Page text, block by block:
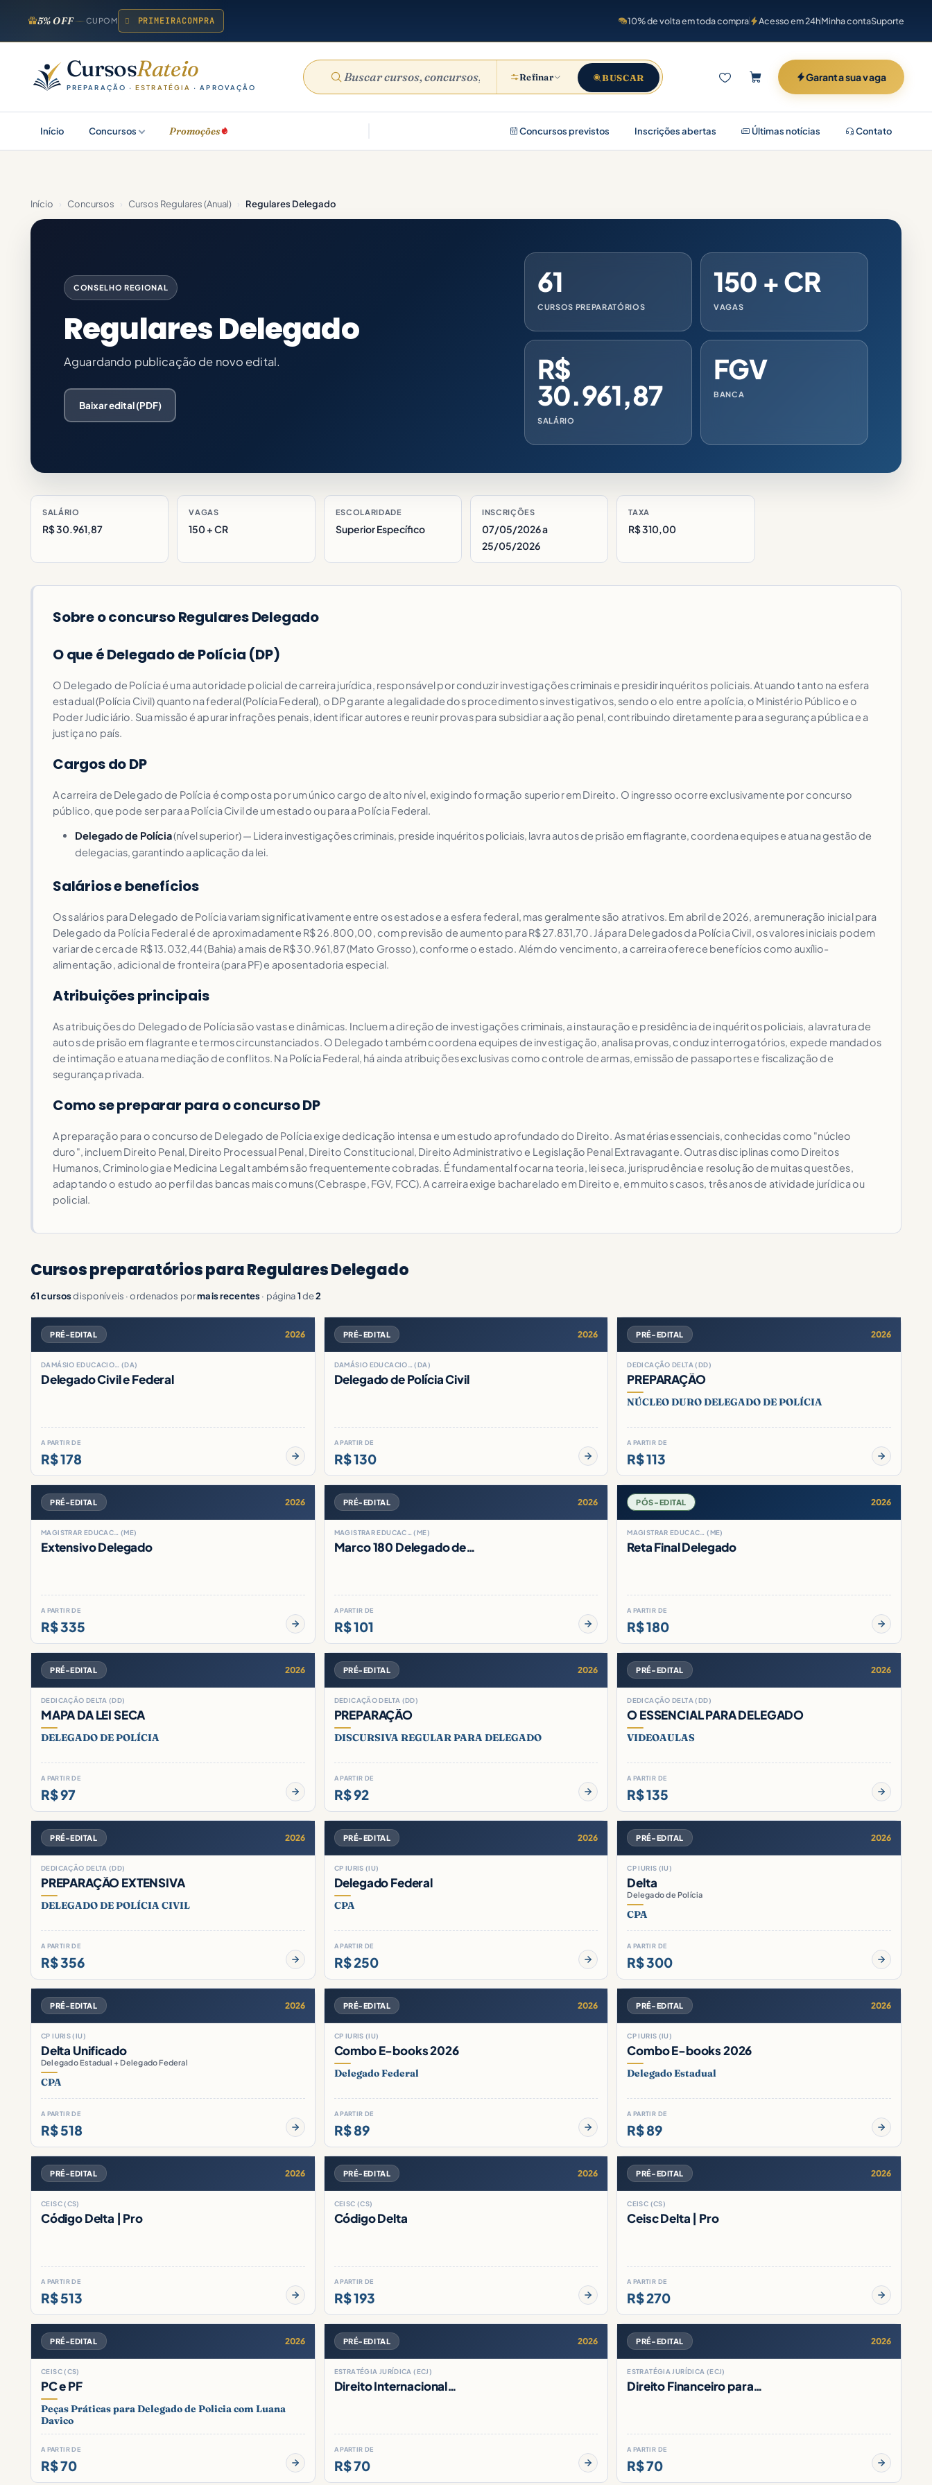
5% OFF CUPOM PRIMEIRACOMPRA 10% de volta em toda compra Acesso em 24hMinha contaSuporte
CursosRateio
PREPARAÇÃO ·ESTRATÉGIA · APROVAÇÃO
Refinar BUSCAR Garanta sua vaga
Início Concursos Promoções Concursos previstos Inscrições abertas Últimas notícias Contato
Início › Concursos › Cursos Regulares (Anual) › Regulares Delegado
CONSELHO REGIONAL
Regulares Delegado
Aguardando publicação de novo edital.
Baixar edital (PDF)
61
CURSOS PREPARATÓRIOS
150 + CR
VAGAS
R$
30.961,87
SALÁRIO
FGV
BANCA
SALÁRIO
R$ 30.961,87
VAGAS
150 + CR
ESCOLARIDADE
Superior Específico
INSCRIÇÕES
07/05/2026 a
25/05/2026
TAXA
R$ 310,00
Sobre o concurso Regulares Delegado
O que é Delegado de Polícia (DP)
O Delegado de Polícia é uma autoridade policial de carreira jurídica, responsável por conduzir investigações criminais e presidir inquéritos policiais. Atuando tanto na esfera
estadual (Polícia Civil) quanto na federal (Polícia Federal), o DP garante a legalidade dos procedimentos investigativos, sendo o elo entre a polícia, o Ministério Público e o
Poder Judiciário. Sua missão é apurar infrações penais, identificar autores e reunir provas para subsidiar a ação penal, contribuindo diretamente para a segurança pública e a
justiça no país.
Cargos do DP
A carreira de Delegado de Polícia é composta por um único cargo de alto nível, exigindo formação superior em Direito. O ingresso ocorre exclusivamente por concurso
público, que pode ser para a Polícia Civil de um estado ou para a Polícia Federal.
Delegado de Polícia(nível superior) — Lidera investigações criminais, preside inquéritos policiais, lavra autos de prisão em flagrante, coordena equipes e atua na gestão de
delegacias, garantindo a aplicação da lei.
Salários e benefícios
Os salários para Delegado de Polícia variam significativamente entre os estados e a esfera federal, mas geralmente são atrativos. Em abril de 2026, a remuneração inicial para
Delegado da Polícia Federal é de aproximadamente R$ 26.800,00, com previsão de aumento para R$ 27.831,70. Já para Delegados da Polícia Civil, os valores iniciais podem
variar de cerca de R$ 13.032,44 (Bahia) a mais de R$ 30.961,87 (Mato Grosso), conforme o estado. Além do vencimento, a carreira oferece benefícios como auxílio-
alimentação, adicional de fronteira (para PF) e aposentadoria especial.
Atribuições principais
As atribuições do Delegado de Polícia são vastas e dinâmicas. Incluem a direção de investigações criminais, a instauração e presidência de inquéritos policiais, a lavratura de
autos de prisão em flagrante e termos circunstanciados. O Delegado também coordena equipes de investigação, analisa provas, conduz interrogatórios, expede mandados
de intimação e atua na mediação de conflitos. Na Polícia Federal, há ainda atribuições exclusivas como controle de armas, emissão de passaportes e fiscalização de
segurança privada.
Como se preparar para o concurso DP
A preparação para o concurso de Delegado de Polícia exige dedicação intensa e um estudo aprofundado do Direito. As matérias essenciais, conhecidas como "núcleo
duro", incluem Direito Penal, Direito Processual Penal, Direito Constitucional, Direito Administrativo e Legislação Penal Extravagante. Outras disciplinas como Direitos
Humanos, Criminologia e Medicina Legal também são frequentemente cobradas. É fundamental focar na teoria, lei seca, jurisprudência e resolução de muitas questões,
adaptando o estudo ao perfil das bancas mais comuns (Cebraspe, FGV, FCC). A carreira exige bacharelado em Direito e, em muitos casos, três anos de atividade jurídica ou
policial.
Cursos preparatórios para Regulares Delegado
61 cursosdisponíveis · ordenados pormais recentes · página1de2
PRÉ-EDITAL 2026
DAMÁSIO EDUCACIO… (DA)
Delegado Civil e Federal
A PARTIR DE
R$ 178
PRÉ-EDITAL 2026
DAMÁSIO EDUCACIO… (DA)
Delegado de Polícia Civil
A PARTIR DE
R$ 130
PRÉ-EDITAL 2026
DEDICAÇÃO DELTA (DD)
PREPARAÇÃO
NÚCLEO DURO DELEGADO DE POLÍCIA
A PARTIR DE
R$ 113
PRÉ-EDITAL 2026
MAGISTRAR EDUCAC… (ME)
Extensivo Delegado
A PARTIR DE
R$ 335
PRÉ-EDITAL 2026
MAGISTRAR EDUCAC… (ME)
Marco 180 Delegado de…
A PARTIR DE
R$ 101
PÓS-EDITAL 2026
MAGISTRAR EDUCAC… (ME)
Reta Final Delegado
A PARTIR DE
R$ 180
PRÉ-EDITAL 2026
DEDICAÇÃO DELTA (DD)
MAPA DA LEI SECA
DELEGADO DE POLÍCIA
A PARTIR DE
R$ 97
PRÉ-EDITAL 2026
DEDICAÇÃO DELTA (DD)
PREPARAÇÃO
DISCURSIVA REGULAR PARA DELEGADO
A PARTIR DE
R$ 92
PRÉ-EDITAL 2026
DEDICAÇÃO DELTA (DD)
O ESSENCIAL PARA DELEGADO
VIDEOAULAS
A PARTIR DE
R$ 135
PRÉ-EDITAL 2026
DEDICAÇÃO DELTA (DD)
PREPARAÇÃO EXTENSIVA
DELEGADO DE POLÍCIA CIVIL
A PARTIR DE
R$ 356
PRÉ-EDITAL 2026
CP IURIS (IU)
Delegado Federal
CPA
A PARTIR DE
R$ 250
PRÉ-EDITAL 2026
CP IURIS (IU)
Delta
Delegado de Polícia
CPA
A PARTIR DE
R$ 300
PRÉ-EDITAL 2026
CP IURIS (IU)
Delta Unificado
Delegado Estadual + Delegado Federal
CPA
A PARTIR DE
R$ 518
PRÉ-EDITAL 2026
CP IURIS (IU)
Combo E-books 2026
Delegado Federal
A PARTIR DE
R$ 89
PRÉ-EDITAL 2026
CP IURIS (IU)
Combo E-books 2026
Delegado Estadual
A PARTIR DE
R$ 89
PRÉ-EDITAL 2026
CEISC (CS)
Código Delta | Pro
A PARTIR DE
R$ 513
PRÉ-EDITAL 2026
CEISC (CS)
Código Delta
A PARTIR DE
R$ 193
PRÉ-EDITAL 2026
CEISC (CS)
Ceisc Delta | Pro
A PARTIR DE
R$ 270
PRÉ-EDITAL 2026
CEISC (CS)
PC e PF
Peças Práticas para Delegado de Policia com Luana
Davico
A PARTIR DE
R$ 70
PRÉ-EDITAL 2026
ESTRATÉGIA JURÍDICA (ECJ)
Direito Internacional…
A PARTIR DE
R$ 70
PRÉ-EDITAL 2026
ESTRATÉGIA JURÍDICA (ECJ)
Direito Financeiro para…
A PARTIR DE
R$ 70